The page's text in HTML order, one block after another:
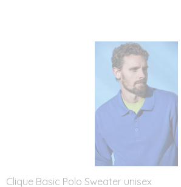
Clique Basic Polo Sweater unisex